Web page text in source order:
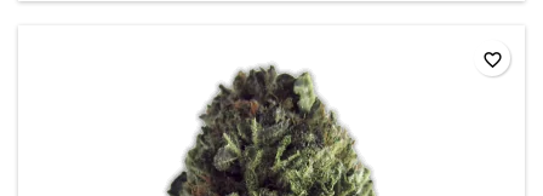
favorite_border